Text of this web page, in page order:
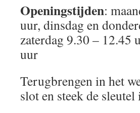
Openingstijden:
uur, dinsdag en
zaterdag 9.30 – 12.45
uur
Terugbrengen in het
slot en steek de